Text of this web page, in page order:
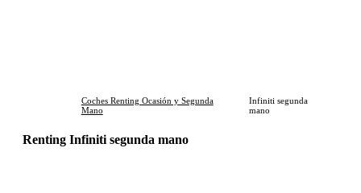
Coches Renting Ocasión y Segunda
Mano
Infiniti segunda
mano
Renting Infiniti segunda mano